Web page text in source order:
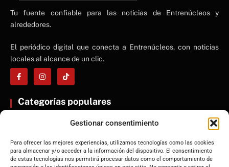
Gestionar consentimiento
Para ofrecer las mejores experiencias, utilizamos tecnologías como las cookies
para almacenar y/o acceder a la información del dispositivo. El consentimiento
de estas tecnologías nos permitirá procesar datos como el comportamiento de
NE
NEWS ELEMENTOR
Tu fuente confiable para las noticias de Entrenúcleos y
alrededores.
El periódico digital que conecta a Entrenúcleos, con noticias
locales al alcance de un clic.
Categorías populares
Sevilla
Andalucía